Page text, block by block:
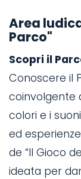
Area
Parco"
Scopri il
Conoscere il
coinvolgente
colori e i
ed
de “Il Gioco
ideata per